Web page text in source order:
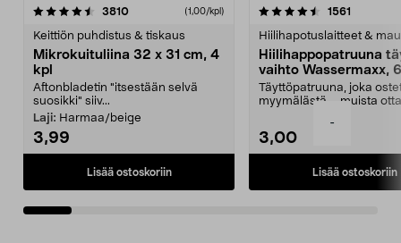
-
3810arvostelut (1,00/kpl)
Keittiön puhdistus & tiskaus
Mikrokuituliina 32 x 31 cm, 4
kpl
Aftonbladetin "itsestään selvä
suosikki" siiv...
Laji: Harmaa/beige
3,99
Lisää ostoskoriin
4.5viidestä
1561
Hiilihapotuslaitteet &
Hiilihappopatruuna
vaihto Wassermaxx,
Täyttöpatruuna, joka
myymälästä – muista
3,00
Lisää ostoskoriin
4.5viidestä